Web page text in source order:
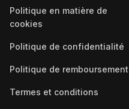
Politique en matière de
cookies
Politique de confidentialité
Politique de remboursement
Termes et conditions